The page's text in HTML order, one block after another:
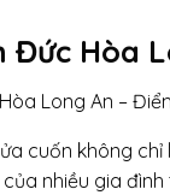
Đức Hòa
Long An –
cuốn không
nhiều gia